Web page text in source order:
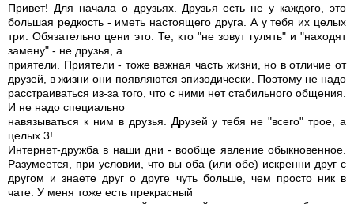
Привет! Для начала о друзьях. Друзья есть не у каждого, это
большая редкость - иметь настоящего друга. А у тебя их целых
три. Обязательно цени это. Те, кто "не зовут гулять" и "находят
замену" - не друзья, а
приятели. Приятели - тоже важная часть жизни, но в отличие от
друзей, в жизни они появляются эпизодически. Поэтому не надо
расстраиваться из-за того, что с ними нет стабильного общения.
И не надо специально
навязываться к ним в друзья. Друзей у тебя не "всего" трое, а
целых 3!
Интернет-дружба в наши дни - вообще явление обыкновенное.
Разумеется, при условии, что вы оба (или обе) искренни друг с
другом и знаете друг о друге чуть больше, чем просто ник в
чате. У меня тоже есть прекрасный